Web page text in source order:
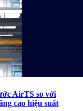
AirTS so với
cao hiệu suất